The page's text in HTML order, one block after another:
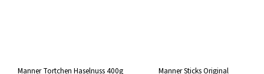
Manner Tortchen Haselnuss 400g
Manner Sticks Original